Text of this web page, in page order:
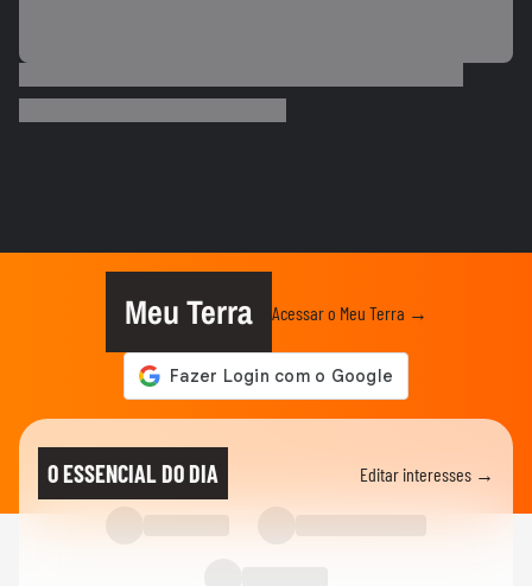
contra a mulher nos 20 anos...
Alex Escobar passa por cirurgia para
retirada de tumor
Salah ganha festa surreal ao ser
apresentado à torcida do...
Hortência explica por que passou a usar
Meu Terra Acessar o Meu Terra →
O ESSENCIAL DO DIA Editar interesses →